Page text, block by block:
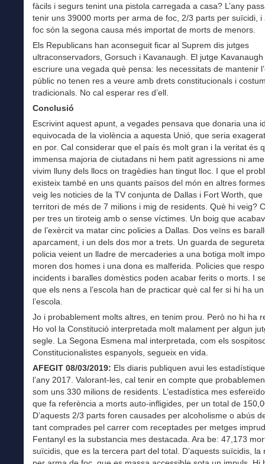
fàcils i segurs tenint una pistola carregada a casa? L’any
tenir uns 39000 morts per arma de foc, 2/3 parts per suïcidi, i
foc són la segona causa més importat de morts de menors.
Els Republicans han aconseguit ficar al Suprem dis jutges
ultraconservadors, Gorsuch i Kavanaugh. El jutge
escriure una vegada què pensa: les necessitats de mantenir
públic no tenen res a veure amb drets constitucionals i
tradicionals. No cal esperar res d’ell.
Conclusió
Escrivint aquest apunt, a vegades pensava que donaria una
equivocada de la violència a aquesta Unió, que seria
en por. Cal considerar que el país és molt gran i la veritat és
immensa majoria de ciutadans ni hem patit agressions ni
vivim lluny dels llocs on tragèdies han tingut lloc. I que el
existeix també en uns quants països del món en altres
veig les noticies de la TV conjunta de Dallas i Fort Worth,
territori de més de 7 milions i mig de residents. Què hi veig?
per tres un tiroteig amb o sense víctimes. Un boig que
de l’exèrcit va matar cinc policies a Dallas. Dos veïns es
aparcament, i un dels dos mor a trets. Un guarda de
policia veient un lladre de mercaderies a una botiga molt
moren dos homes i una dona es malferida. Policies que
incidents i baralles domèstics poden acabar ferits o morts. I
que els nens a l’escola han de practicar què cal fer si hi ha
l’escola.
Jo i probablement molts altres, en tenim prou. Però no hi ha
Ho vol la Constitució interpretada molt malament per algun
segle. La Segona Esmena mal interpretada, com els
Constitucionalistes espanyols, segueix en vida.
AFEGIT 08/03/2019: Els diaris publiquen avui les
l’any 2017. Valorant-les, cal tenir en compte que
som uns 330 milions de residents. L’estadística mes
que fa referència a morts auto-infligides, per un total de
D’aquests 2/3 parts foren causades per alcoholisme o abús
tant comprades pel carrer com receptades per metges
Fentanyl es la substancia mes destacada. Ara be: 47,173
suïcidis, que es la tercera part del total. D’aquests suïcidis, la